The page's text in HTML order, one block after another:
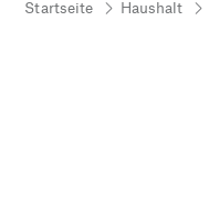
Startseite Haushalt